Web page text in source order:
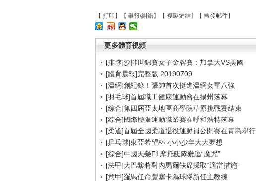
【 打印 】【 舉報/糾錯】【 複製鏈結】【 轉發郵件】
更多體育視頻
[排球]沙排世錦賽女子金牌賽：加拿大VS美國
[體育晨報]完整版 20190709
[溫網]創紀錄！張帥首次挺進溫網女單八強
[羽毛球]首屆職工健康運動會在揚州落幕
[綜合]第四屆亞太地區商學院草原挑戰賽結束
[綜合]國際極限運動職業賽在呼和浩特落幕
[柔道]首屆全國柔道退役運動員公開賽在青島舉行
[乒乓球]東亞希望杯 小小少年大大夢想
[綜合]中國天榮F1摩托艇隊難逃“魔咒”
[法甲]大巴黎將對內馬爾缺席採取“適當措施”
[意甲]羅馬任命豐塞卡為球隊新任主教練